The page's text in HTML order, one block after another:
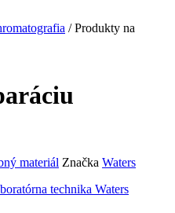
/ Produkty na
materiál Značka Waters